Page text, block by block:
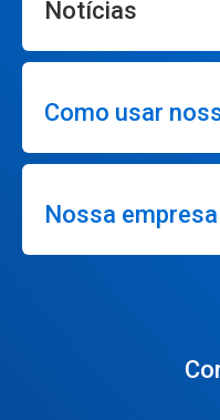
Notícias
Como usar
Nossa empresa